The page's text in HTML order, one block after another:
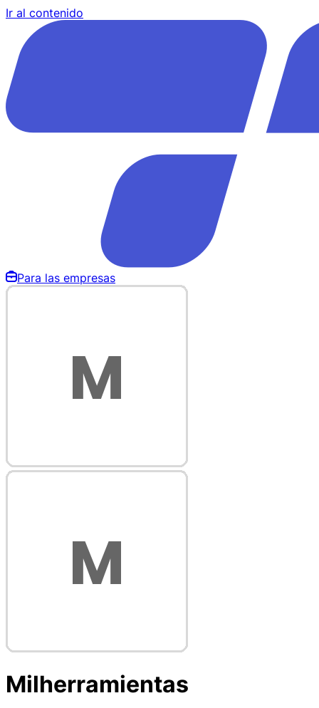
Ir al contenido
Para las empresas
Milherramientas